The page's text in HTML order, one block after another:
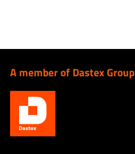
A member of Dastex Group